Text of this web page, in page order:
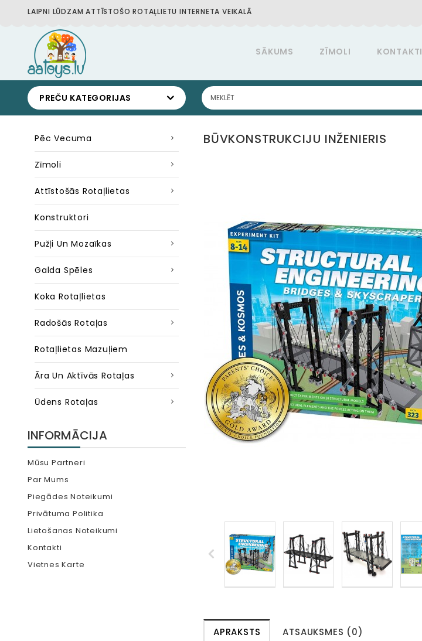
LAIPNI LŪDZAM ATTĪSTOŠO ROTAĻLIETU INTERNETA VEIKALĀ
SĀKUMS ZĪMOLI KONTAKTI
PREČU KATEGORIJAS
Pēc Vecuma
Zīmoli
Attīstošās Rotaļlietas
Konstruktori
Pužļi Un Mozaīkas
Galda Spēles
Koka Rotaļlietas
Radošās Rotaļas
Rotaļlietas Mazuļiem
Āra Un Aktīvās Rotaļas
Ūdens Rotaļas
INFORMĀCIJA
Mūsu Partneri
Par Mums
Piegādes Noteikumi
Privātuma Politika
Lietošanas Noteikumi
Kontakti
Vietnes Karte
BŪVKONSTRUKCIJU INŽENIERIS
APRAKSTS ATSAUKSMES (0)